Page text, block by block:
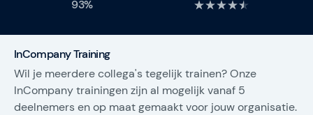
Gladwell Academy
AI-trainingen. Met kennis, begeleiding en concrete
next steps helpen we teams elke dag beter worden
dan gisteren.
93%
InCompany Training
Wil je meerdere collega's tegelijk trainen? Onze
InCompany trainingen zijn al mogelijk vanaf 5
deelnemers en op maat gemaakt voor jouw organisatie.